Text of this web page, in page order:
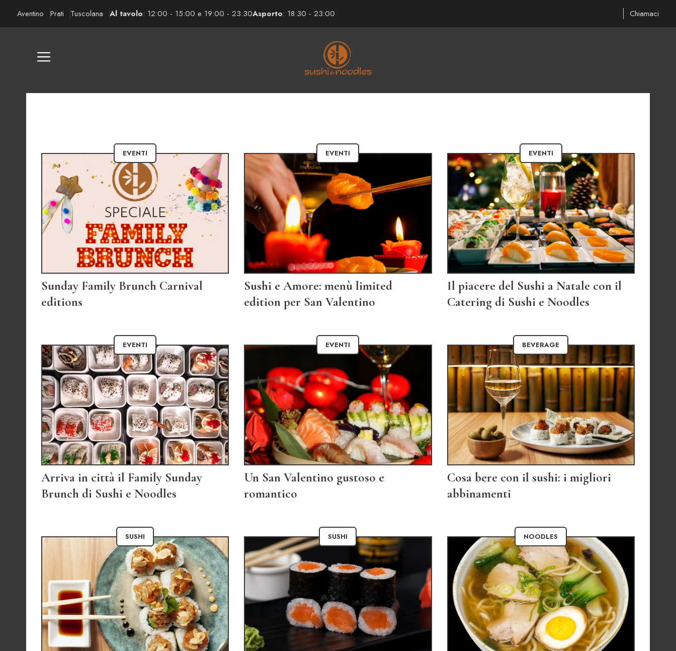
Aventino Prati Tuscolana Al tavolo: 12:00 - 15:00 e 19:00 - 23:30Asporto: 18:30 - 23:00 Chiamaci
EVENTI
Sunday Family Brunch Carnival
editions
EVENTI
Sushi e Amore: menù limited
edition per San Valentino
EVENTI
Il piacere del Sushi a Natale con il
Catering di Sushi e Noodles
EVENTI
Arriva in città il Family Sunday
Brunch di Sushi e Noodles
EVENTI
Un San Valentino gustoso e
romantico
BEVERAGE
Cosa bere con il sushi: i migliori
abbinamenti
SUSHI SUSHI NOODLES